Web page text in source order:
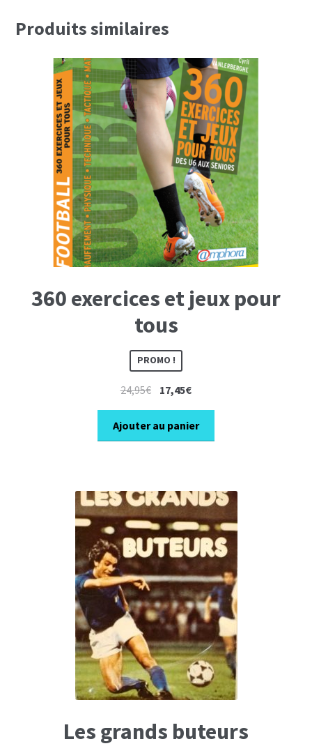
Produits similaires
360 exercices et jeux pour
tous
PROMO !
24,95€ Le
initial
était :
17,45€Le
actuel
est :
Ajouter au panier
Les grands buteurs